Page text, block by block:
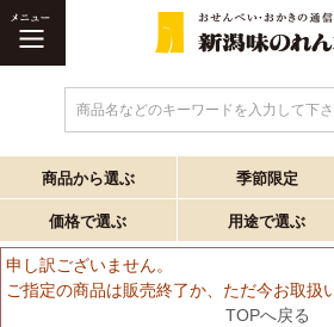
商品名などのキーワードを入力して下
商品から選ぶ 季節限定
価格で選ぶ 用途で選ぶ
申し訳ございません。
ご指定の商品は販売終了か、ただ今お取扱
TOPへ戻る